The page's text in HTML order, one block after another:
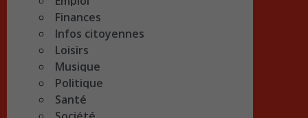
Finances
Infos citoyennes
Loisirs
Musique
Politique
Santé